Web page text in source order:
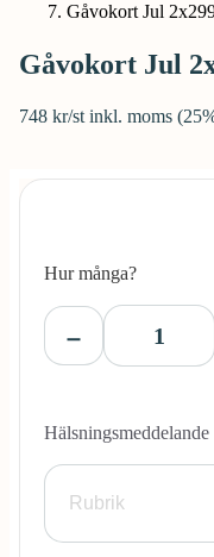
Gåvokort Jul
Gåvokort Jul
748 kr/st inkl. moms
Hur många?
Hälsningsmeddelande